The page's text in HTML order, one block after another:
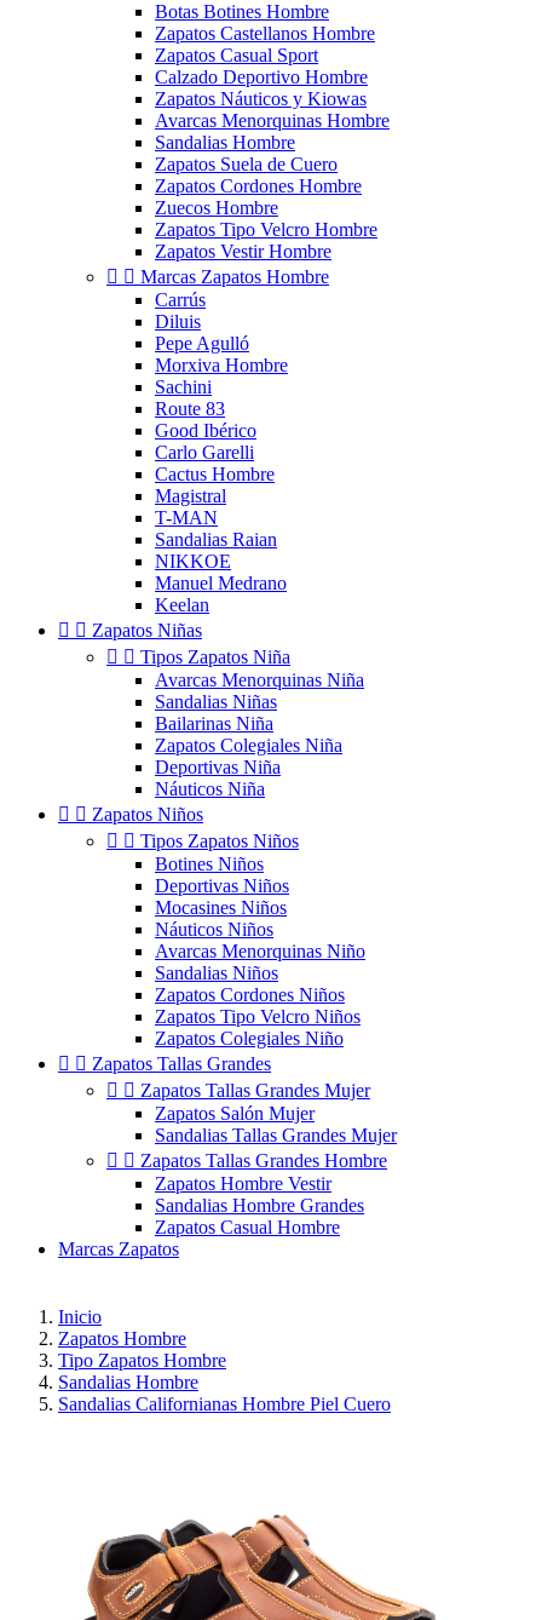
Botas Botines Hombre
Zapatos Castellanos Hombre
Zapatos Casual Sport
Calzado Deportivo Hombre
Zapatos Náuticos y Kiowas
Avarcas Menorquinas Hombre
Sandalias Hombre
Zapatos Suela de Cuero
Zapatos Cordones Hombre
Zuecos Hombre
Zapatos Tipo Velcro Hombre
Zapatos Vestir Hombre
  Marcas Zapatos Hombre
Carrús
Diluis
Pepe Agulló
Morxiva Hombre
Sachini
Route 83
Good Ibérico
Carlo Garelli
Cactus Hombre
Magistral
T-MAN
Sandalias Raian
NIKKOE
Manuel Medrano
Keelan
  Zapatos Niñas
  Tipos Zapatos Niña
Avarcas Menorquinas Niña
Sandalias Niñas
Bailarinas Niña
Zapatos Colegiales Niña
Deportivas Niña
Náuticos Niña
  Zapatos Niños
  Tipos Zapatos Niños
Botines Niños
Deportivas Niños
Mocasines Niños
Náuticos Niños
Avarcas Menorquinas Niño
Sandalias Niños
Zapatos Cordones Niños
Zapatos Tipo Velcro Niños
Zapatos Colegiales Niño
  Zapatos Tallas Grandes
  Zapatos Tallas Grandes Mujer
Zapatos Salón Mujer
Sandalias Tallas Grandes Mujer
  Zapatos Tallas Grandes Hombre
Zapatos Hombre Vestir
Sandalias Hombre Grandes
Zapatos Casual Hombre
Marcas Zapatos
Inicio
Zapatos Hombre
Tipo Zapatos Hombre
Sandalias Hombre
Sandalias Californianas Hombre Piel Cuero